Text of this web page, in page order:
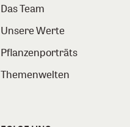
Das Team
Unsere Werte
Pflanzenporträts
Themenwelten